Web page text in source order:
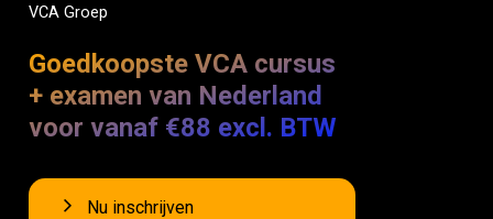
VCA Groep
Goedkoopste VCA cursus
+ examen van Nederland
voor vanaf €88 excl. BTW
Nu inschrijven